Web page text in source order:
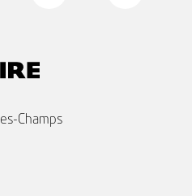
Champs